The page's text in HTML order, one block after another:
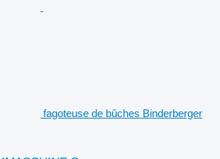
fagoteuse de bûches Binderberger